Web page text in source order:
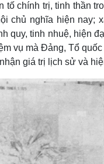
tố chính trị, tinh thần
chủ nghĩa hiện
quy, tinh nhuệ, hiện
vụ mà Đảng, Tổ
giá trị lịch sử và